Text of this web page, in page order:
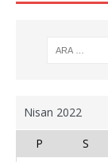
Nisan 2022
P S